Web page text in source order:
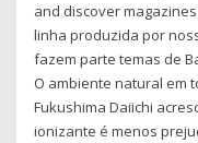
and discover
linha produzida por
fazem parte temas de
O ambiente natural em
Fukushima Daiichi
ionizante é menos